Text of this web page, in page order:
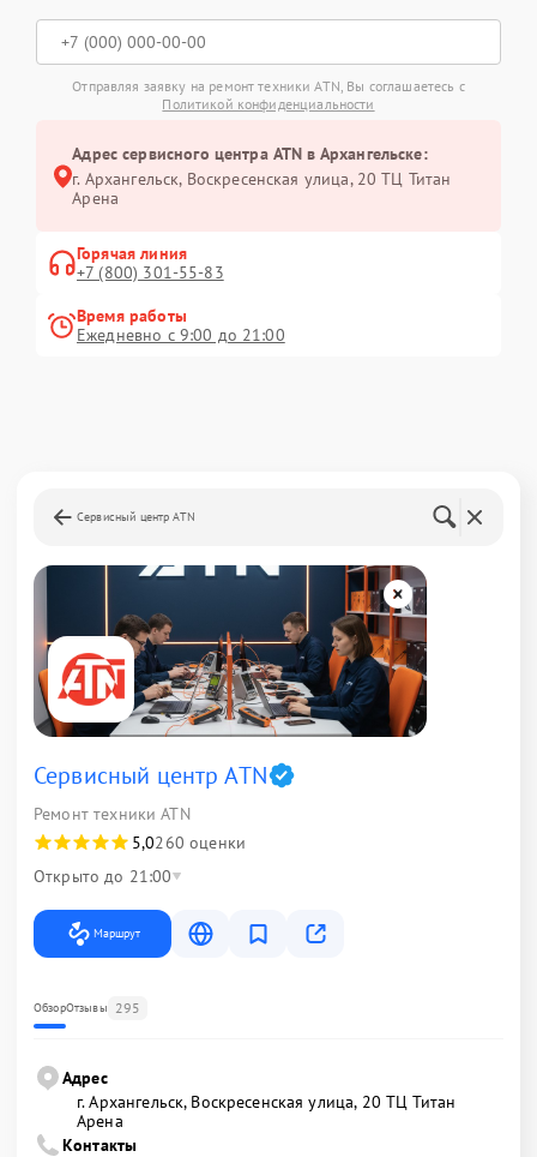
Отправляя заявку на ремонт техники ATN, Вы соглашаетесь с
Политикой конфиденциальности
Адрес сервисного центра ATN в Архангельске:
г. Архангельск, Воскресенская улица, 20 ТЦ Титан
Арена
Горячая линия
+7 (800) 301-55-83
Время работы
Ежедневно с 9:00 до 21:00
Сервисный центр ATN
Сервисный центр ATN
Ремонт техники ATN
5,0260 оценки
Открыто до 21:00
Маршрут
ОбзорОтзывы 295
Адрес
г. Архангельск, Воскресенская улица, 20 ТЦ Титан
Арена
Контакты